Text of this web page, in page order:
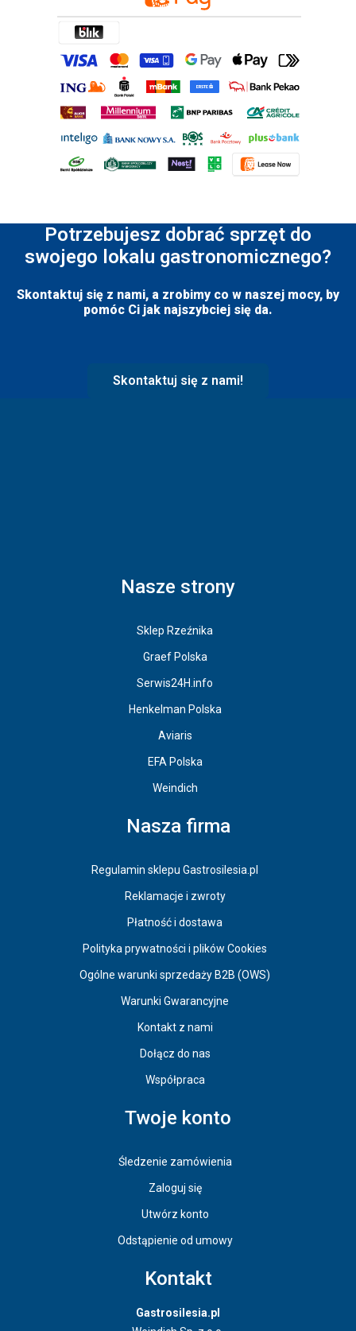
Potrzebujesz dobrać sprzęt do
swojego lokalu gastronomicznego?
Skontaktuj się z nami, a zrobimy co w naszej mocy, by
pomóc Ci jak najszybciej się da.
Skontaktuj się z nami!
Nasze strony
Sklep Rzeźnika
Graef Polska
Serwis24H.info
Henkelman Polska
Aviaris
EFA Polska
Weindich
Nasza firma
Regulamin sklepu Gastrosilesia.pl
Reklamacje i zwroty
Płatność i dostawa
Polityka prywatności i plików Cookies
Ogólne warunki sprzedaży B2B (OWS)
Warunki Gwarancyjne
Kontakt z nami
Dołącz do nas
Współpraca
Twoje konto
Śledzenie zamówienia
Zaloguj się
Utwórz konto
Odstąpienie od umowy
Kontakt
Gastrosilesia.pl